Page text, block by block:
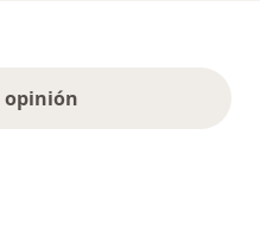
as a first approach to
poblacional linfocitario
diagnóstico de